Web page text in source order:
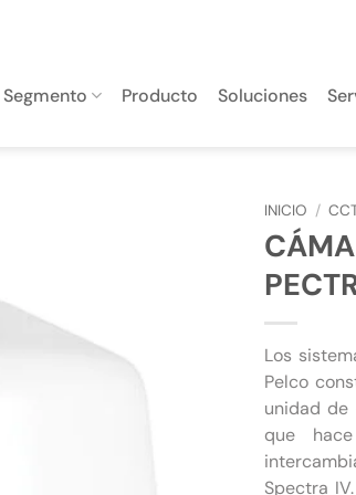
Segmento Producto Soluciones
INICIO /
Los
Pelco
unidad de
que
Spectra